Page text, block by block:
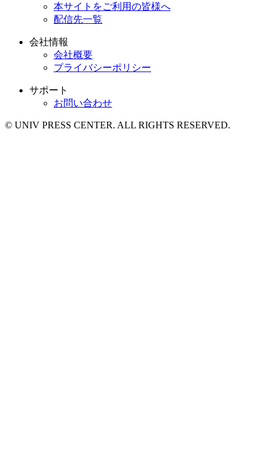
本サイトをご利用の皆様へ
配信先一覧
会社情報
会社概要
プライバシーポリシー
サポート
お問い合わせ
© UNIV PRESS CENTER. ALL RIGHTS RESERVED.